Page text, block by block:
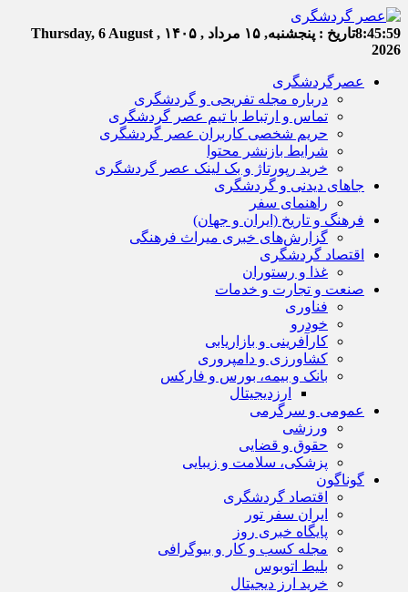
8:45:59تاریخ : پنجشنبه, ۱۵ مرداد , ۱۴۰۵
Thursday, 6 August ,
2026
عصرگردشگری
درباره مجله تفریحی و گردشگری
تماس و ارتباط با تیم عصر گردشگری
حریم شخصی کاربران عصر گردشگری
شرایط بازنشر محتوا
خرید رپورتاژ و بک لینک عصر گردشگری
جاهای دیدنی و گردشگری
راهنمای سفر
فرهنگ و تاریخ (ایران و جهان)
گزارش‌های خبری میراث فرهنگی
اقتصاد گردشگری
غذا و رستوران
صنعت و تجارت و خدمات
فناوری
خودرو
کارآفرینی و بازاریابی
کشاورزی و دامپروری
بانک و بیمه، بورس و فارکس
ارزدیجیتال
عمومی و سرگرمی
ورزشی
حقوق و قضایی
پزشکی، سلامت و زیبایی
گوناگون
اقتصاد گردشگری
ایران سفر تور
پایگاه خبری روز
مجله کسب و کار و بیوگرافی
بلیط اتوبوس
خرید ارز دیجیتال